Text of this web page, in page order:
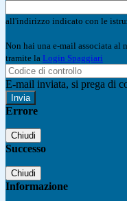
all'indirizzo indicato con le
Non hai una e-mail associata al
tramite la Login Spaggiari
E-mail inviata, si prega di
Errore
Chiudi
Successo
Chiudi
Informazione